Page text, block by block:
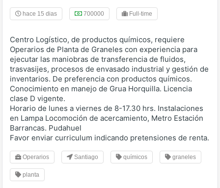
hace 15 dias 700000 Full-time
Centro Logístico, de productos químicos, requiere
Operarios de Planta de Graneles con experiencia para
ejecutar las maniobras de transferencia de fluidos,
trasvasijes, procesos de envasado industrial y gestión de
inventarios. De preferencia con productos químicos.
Conocimiento en manejo de Grua Horquilla. Licencia
clase D vigente.
Horario de lunes a viernes de 8-17.30 hrs. Instalaciones
en Lampa Locomoción de acercamiento, Metro Estación
Barrancas. Pudahuel
Favor enviar curriculum indicando pretensiones de renta.
Operarios Santiago químicos graneles
planta